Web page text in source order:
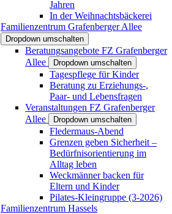
Jahren
In der Weihnachtsbäckerei
Familienzentrum Grafenberger Allee
Dropdown umschalten
Beratungsangebote FZ Grafenberger
Allee
Dropdown umschalten
Tagespflege für Kinder
Beratung zu Erziehungs-,
Paar- und Lebensfragen
Veranstaltungen FZ Grafenberger
Allee
Dropdown umschalten
Fledermaus-Abend
Grenzen geben Sicherheit –
Bedürfnisorientierung im
Alltag leben
Weckmänner backen für
Eltern und Kinder
Pilates-Kleingruppe (3-2026)
Familienzentrum Hassels